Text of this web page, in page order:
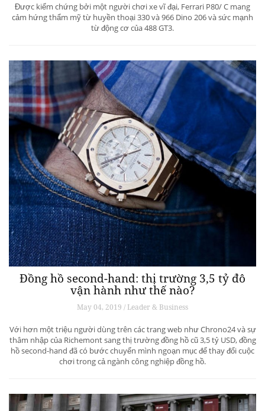
Được kiểm chứng bởi một người chơi xe vĩ đại, Ferrari P80/ C mang
cảm hứng thẩm mỹ từ huyền thoại 330 và 966 Dino 206 và sức mạnh
từ động cơ của 488 GT3.
Đồng hồ second-hand: thị trường 3,5 tỷ đô
vận hành như thế nào?
May 04, 2019 / Leader & Business
Với hơn một triệu người dùng trên các trang web như Chrono24 và sự
thâm nhập của Richemont sang thị trường đồng hồ cũ 3,5 tỷ USD, đồng
hồ second-hand đã có bước chuyển mình ngoạn mục để thay đổi cuộc
chơi trong cả ngành công nghiệp đồng hồ.